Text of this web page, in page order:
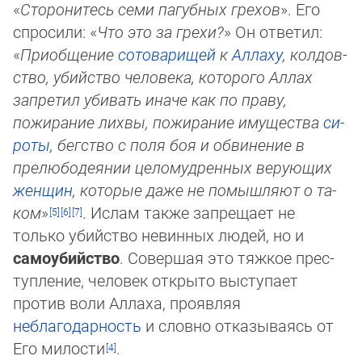
«Сторонитесь семи пагубных грехов». Его
спросили: «Что это за грехи?» Он ответил:
«ПриобщениесотоварищейкАл­ла­ху, кол­дов­
ство, убийство человека, которого Аллах
запретил убивать иначе как по праву,
пожирание лихвы, пожирание иму­щест­ва си­
ро­ты, бегство с поля боя и обвинение в
прелюбодеянии целомудренных верующих
женщин, которые даже не по­мыш­ля­ют о та­
ком»
. Ислам также запрещает не
только убийство невинных людей, но и
самоубийство. Совершая это тяжкое прес­
туп­ле­ние, человек открыто выступает
против воли Аллаха, проявляя
неблагодарность и словно отказываясь от
Его ми­лос­ти
.